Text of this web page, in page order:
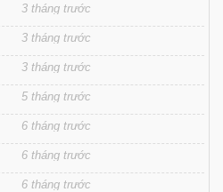
3 tháng trước
3 tháng trước
3 tháng trước
5 tháng trước
6 tháng trước
6 tháng trước
6 tháng trước